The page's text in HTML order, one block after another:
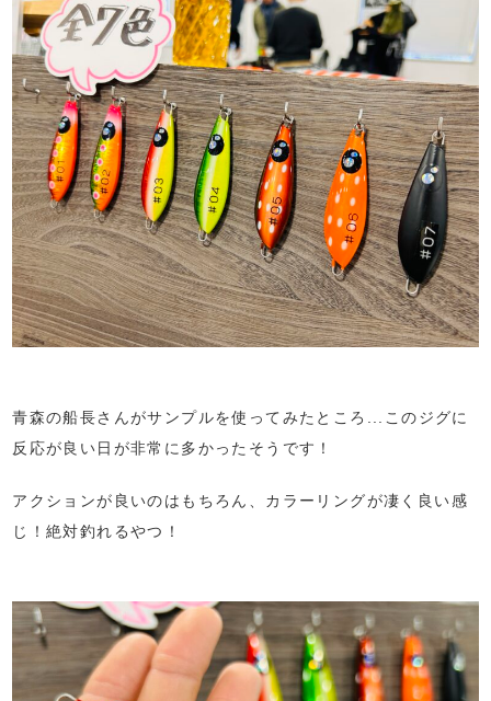
青森の船長さんがサンプルを使ってみたところ...このジグに
反応が良い日が非常に多かったそうです！
アクションが良いのはもちろん、カラーリングが凄く良い感
じ！絶対釣れるやつ！